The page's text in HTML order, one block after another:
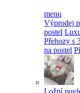
menu
Výprodej
postel
Přehozy s
na postel
Ložní